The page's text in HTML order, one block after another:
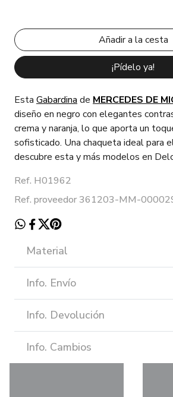
¡Pídelo ya!
Esta Gabardina de MERCEDES DE
diseño en negro con elegantes
crema y naranja, lo que aporta un
sofisticado. Una chaqueta ideal para
descubre esta y más modelos en
Ref. H01962
Ref. proveedor 361203-MM-
Material
Info. Envío
Info. Devolución
Info. Cambios